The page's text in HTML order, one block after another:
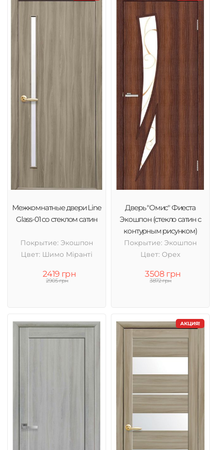
Межкомнатные двери Line
Glass-01 со стеклом сатин
Покрытие: Экошпон
Цвет: Шимо Міранті
2419 грн
2905 грн
Дверь "Омис" Фиеста
Экошпон (стекло сатин с
контурным рисунком)
Покрытие: Экошпон
Цвет: Орех
3508 грн
3872 грн
АКЦИЯ!